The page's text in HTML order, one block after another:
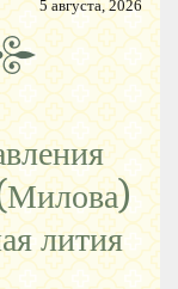
5 августа, 2026
лития